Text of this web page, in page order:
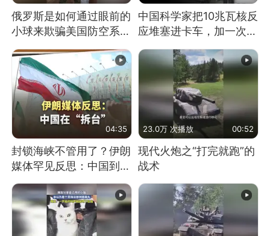
俄罗斯是如何通过眼前的
小球来欺骗美国防空系统
中国科学家把10兆瓦核反
应堆塞进卡车，加一次燃
04:35
封锁海峡不管用了？伊朗
媒体罕见反思：中国到底
是不是在"拆台"
23.0万 次播放 00:52
现代火炮之“打完就跑”的
战术